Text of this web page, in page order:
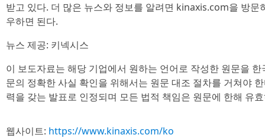
받고 있다. 더 많은 뉴스와 정보를 알려면 kinaxis.com을 방
우하면 된다.
뉴스 제공: 키넥시스
이 보도자료는 해당 기업에서 원하는 언어로 작성한 원문을
문의 정확한 사실 확인을 위해서는 원문 대조 절차를 거쳐야
력을 갖는 발표로 인정되며 모든 법적 책임은 원문에 한해 유
웹사이트: https://www.kinaxis.com/ko